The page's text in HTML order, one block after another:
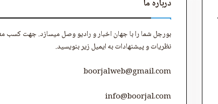
درباره ما
بورجل شما را با جهان اخبار و رادیو وصل میسازد. جهت کسب
نظریات و پیشنهادات به ایمیل زیر بنویسید.
boorjalweb@gmail.com
info@boorjal.com